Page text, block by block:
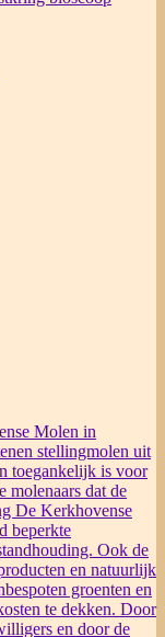
Molen in
stellingmolen uit
toegankelijk is voor
molenaars dat de
De Kerkhovense
beperkte
Ook de
en natuurlijk
groenten en
te dekken. Door
en door de